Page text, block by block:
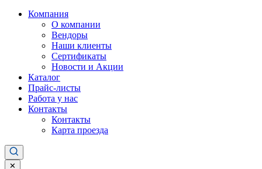
Компания
О компании
Вендоры
Наши клиенты
Сертификаты
Новости и Акции
Каталог
Прайс-листы
Работа у нас
Контакты
Контакты
Карта проезда
✕